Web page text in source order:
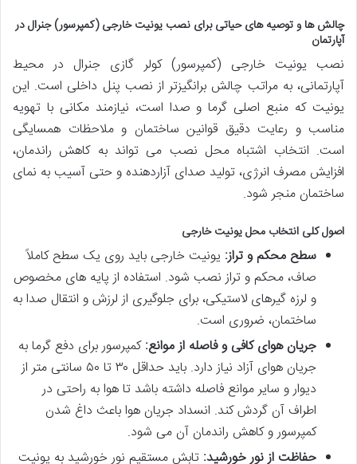
چالش ها و توصیه های حیاتی برای نصب یونیت خارجی (کمپرسور) جنرال در
آپارتمان
نصب یونیت خارجی (کمپرسور) کولر گازی جنرال در محیط
آپارتمانی، به مراتب چالش برانگیزتر از نصب پنل داخلی است. این
یونیت که منبع اصلی گرما و صدا است، نیازمند مکانی با تهویه
مناسب و رعایت دقیق قوانین ساختمان و ملاحظات همسایگی
است. انتخاب اشتباه محل نصب می تواند به کاهش راندمان،
افزایش مصرف انرژی، تولید صدای آزاردهنده و حتی آسیب به نمای
ساختمان منجر شود.
اصول کلی انتخاب محل یونیت خارجی
سطح محکم و تراز: یونیت خارجی باید روی یک سطح کاملاً
صاف، محکم و تراز نصب شود. استفاده از پایه های مخصوص
و لرزه گیرهای لاستیکی، برای جلوگیری از لرزش و انتقال صدا به
ساختمان، ضروری است.
جریان هوای کافی و فاصله از موانع:کمپرسور برای دفع گرما به
جریان هوای آزاد نیاز دارد. باید حداقل ۳۰ تا ۵۰ سانتی متر از
دیوار و سایر موانع فاصله داشته باشد تا هوا به راحتی در
اطراف آن گردش کند. انسداد جریان هوا باعث داغ شدن
کمپرسور و کاهش راندمان آن می شود.
حفاظت از نور خورشید: تابش مستقیم نور خورشید به یونیت